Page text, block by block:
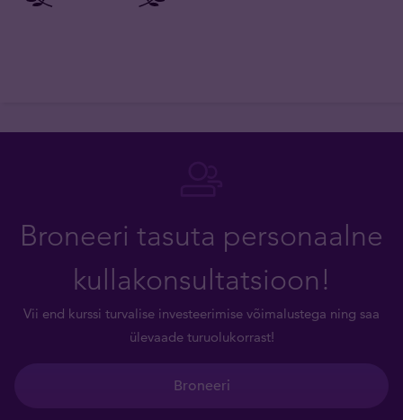
Broneeri tasuta personaalne
kullakonsultatsioon!
Vii end kurssi turvalise investeerimise võimalustega ning saa
ülevaade turuolukorrast!
Broneeri